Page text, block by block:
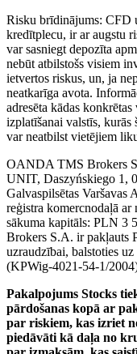
Risku brīdinājums: CFD
kredītplecu, ir ar augstu
var sasniegt depozīta
nebūt atbilstošs visiem
ietvertos riskus, un, ja
neatkarīga avota.
adresēta kādas
izplatīšanai valstīs, kurās
var neatbilst vietējiem
OANDA TMS Brokers
UNIT, Daszyńskiego 1,
Galvaspilsētas Varšavas
reģistra komercnodaļā
sākuma kapitāls: PLN 3
Brokers S.A. ir pakļauts
uzraudzībai, balstoties
(KPWig-4021-54-1/
Pakalpojums Stocks
pārdošanas kopā ar
par riskiem, kas izriet
piedāvāti kā daļa no